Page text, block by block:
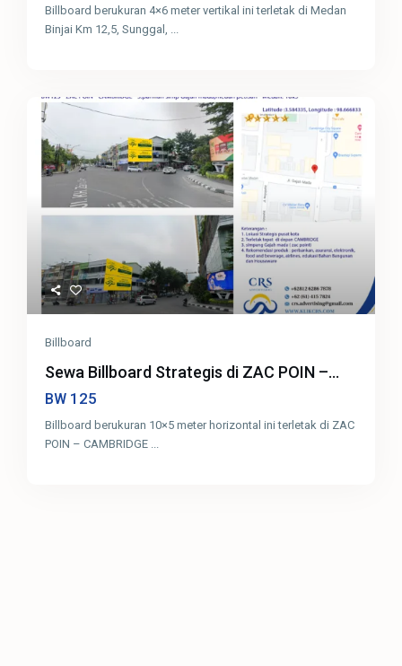
Billboard berukuran 4×6 meter vertikal ini terletak di Medan
Binjai Km 12,5, Sunggal,
Billboard
Sewa Billboard Strategis di ZAC POIN –...
BW 125
Billboard berukuran 10×5 meter horizontal ini terletak di ZAC
POIN – CAMBRIDGE ...